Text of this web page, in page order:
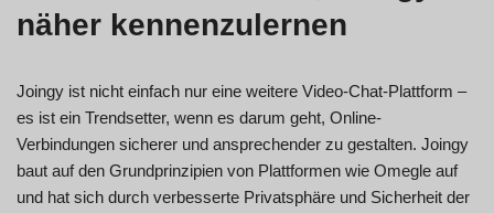
näher kennenzulernen
Joingy ist nicht einfach nur eine weitere Video-Chat-Plattform –
es ist ein Trendsetter, wenn es darum geht, Online-
Verbindungen sicherer und ansprechender zu gestalten. Joingy
baut auf den Grundprinzipien von Plattformen wie Omegle auf
und hat sich durch verbesserte Privatsphäre und Sicherheit der